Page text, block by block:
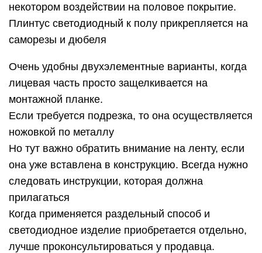
некотором воздействии на половое покрытие.
Плинтус светодиодный к полу прикрепляется на
саморезы и дюбеля
Очень удобны двухэлементные варианты, когда
лицевая часть просто защелкивается на
монтажной планке.
Если требуется подрезка, то она осуществляется
ножовкой по металлу
Но тут важно обратить внимание на ленту, если
она уже вставлена в конструкцию. Всегда нужно
следовать инструкции, которая должна
прилагаться
Когда применяется раздельный способ и
светодиодное изделие приобретается отдельно,
лучше проконсультироваться у продавца.